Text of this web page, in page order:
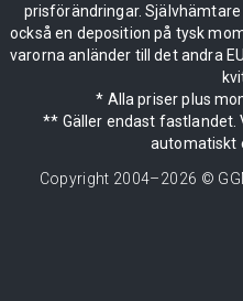
prisförändringar.
också en deposition på tysk
varorna anländer till det andra
* Alla priser plus
** Gäller endast fastlandet.
automatiskt
Copyright 2004–2026 ©